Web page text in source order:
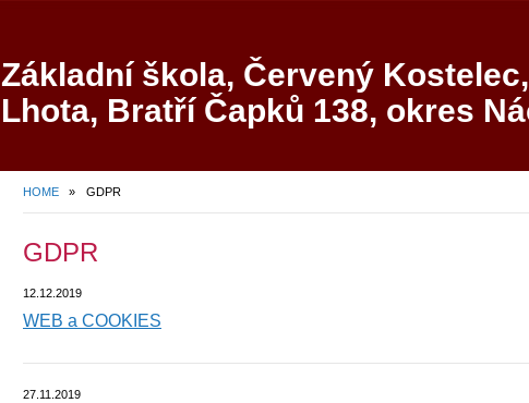
Základní škola, Červený Kostelec,
Lhota, Bratří Čapků 138, okres
HOME » GDPR
GDPR
12.12.2019
WEB a COOKIES
27.11.2019